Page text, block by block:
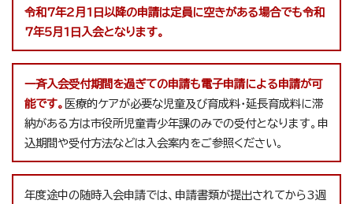
令和7年2月1日以降の申請は定員に空きがある場合でも令和
7年5月1日入会となります。
一斉入会受付期間を過ぎての申請も電子申請による申請が可
能です。 医療的ケアが必要な児童及び育成料・延長育成料に滞
納がある方は市役所児童青少年課のみでの受付となります。申
込期間や受付方法などは入会案内をご参照ください。
年度途中の随時入会申請では、申請書類が提出されてから3週